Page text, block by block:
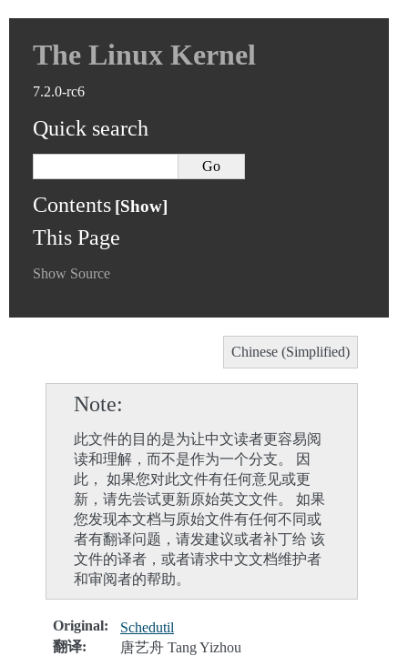
The Linux Kernel
7.2.0-rc6
Quick search
Contents
This Page
Show Source
Chinese (Simplified)
Note
此文件的目的是为让中文读者更容易阅
读和理解，而不是作为一个分支。 因
此， 如果您对此文件有任何意见或更
新，请先尝试更新原始英文文件。 如果
您发现本文档与原始文件有任何不同或
者有翻译问题，请发建议或者补丁给 该
文件的译者，或者请求中文文档维护者
和审阅者的帮助。
Original:
Schedutil
翻译:
唐艺舟 Tang Yizhou